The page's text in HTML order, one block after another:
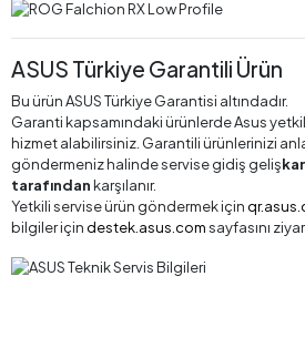
ASUS Türkiye Garantili Ürün
Bu ürün ASUS Türkiye Garantisi altındadır.
Garanti kapsamındaki ürünlerde Asus
hizmet alabilirsiniz. Garantili ürünlerinizi
göndermeniz halinde servise gidiş geliş
tarafındankarşılanır.
Yetkili servise ürün göndermek için
bilgiler için destek.asus.comsayfasını